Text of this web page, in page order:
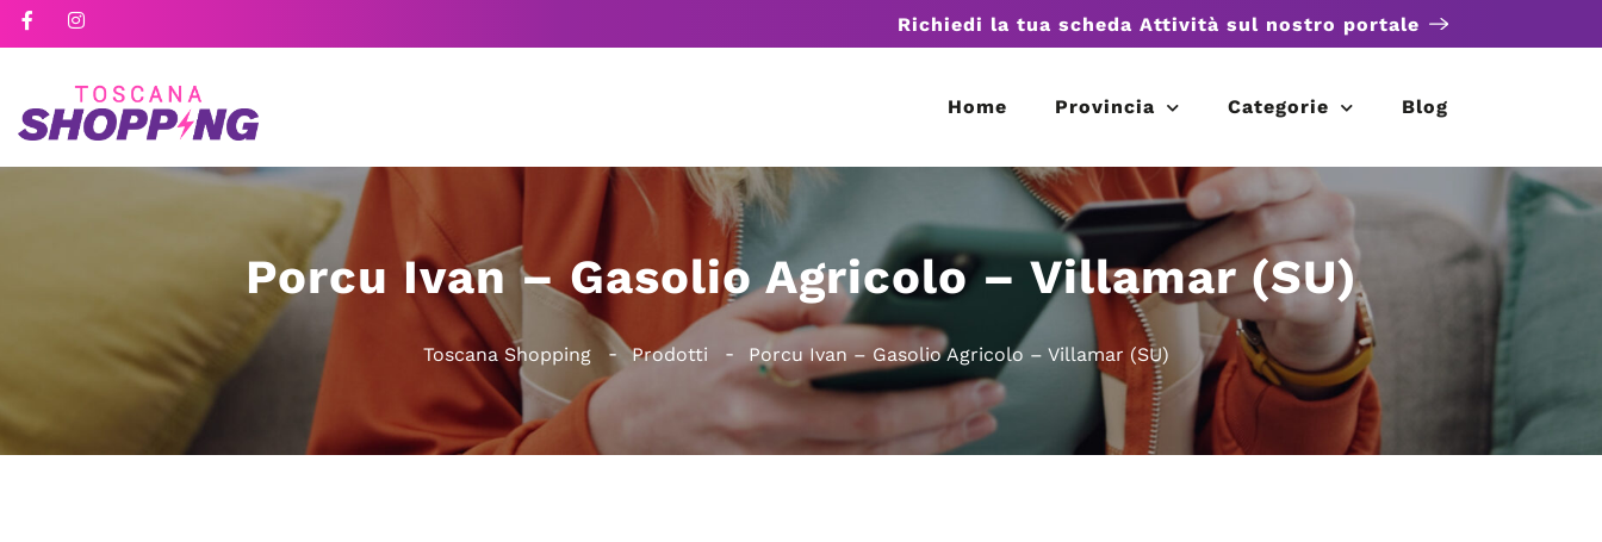
Richiedi la tua scheda Attività sul nostro portale
Home Provincia Categorie Blog
Porcu Ivan – Gasolio Agricolo – Villamar (SU)
Toscana Shopping Prodotti Porcu Ivan – Gasolio Agricolo – Villamar (SU)